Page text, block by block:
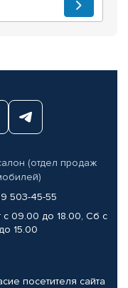
(отдел продаж
503-45-55
с 09.00 до 18.00, Сб с
15.00
посетителя сайта